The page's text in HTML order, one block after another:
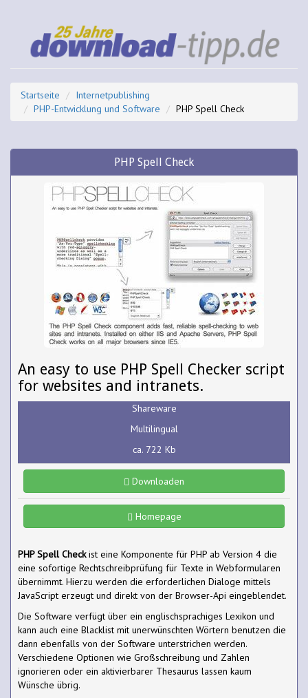
Startseite
Internetpublishing
PHP-Entwicklung und Software
PHP Spell Check
PHP Spell Check
An easy to use PHP Spell Checker script
for websites and intranets.
Shareware
Multilingual
ca. 722 Kb
Downloaden
Homepage
PHP Spell Checkist eine Komponente für PHP ab Version 4 die
eine sofortige Rechtschreibprüfung für Texte in Webformularen
übernimmt. Hierzu werden die erforderlichen Dialoge mittels
JavaScript erzeugt und direkt von der Browser-Api eingeblendet.
Die Software verfügt über ein englischsprachiges Lexikon und
kann auch eine Blacklist mit unerwünschten Wörtern benutzen die
dann ebenfalls von der Software unterstrichen werden.
Verschiedene Optionen wie Großschreibung und Zahlen
ignorieren oder ein aktivierbarer Thesaurus lassen kaum
Wünsche übrig.